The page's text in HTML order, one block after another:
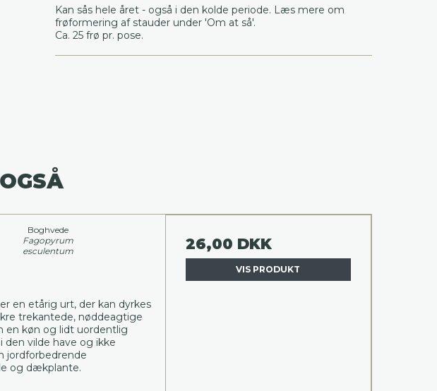
Kan sås hele året - også i den kolde periode. Læs mere om
frøformering af stauder under 'Om at så'.
Ca. 25 frø pr. pose.
Boghvede
Fagopyrum
esculentum
en etårig urt, der kan dyrkes
trekantede, nøddeagtige
en køn og lidt uordentlig
den vilde have og ikke
jordforbedrende
og dækplante.
26,00 DKK
VIS PRODUKT